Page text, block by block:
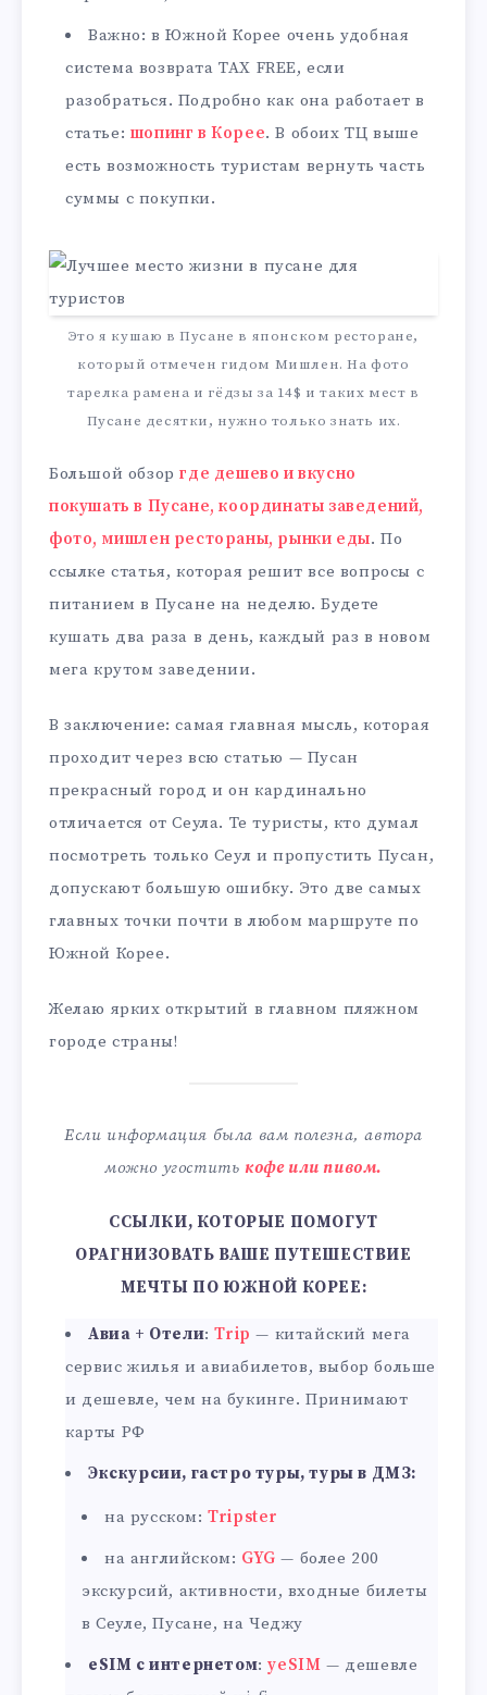
Важно: в Южной Корее очень удобная
система возврата TAX FREE, если
разобраться. Подробно как она работает в
статье: шопинг в Корее. В обоих ТЦ выше
есть возможность туристам вернуть часть
суммы с покупки.
Это я кушаю в Пусане в японском ресторане,
который отмечен гидом Мишлен. На фото
тарелка рамена и гёдзы за 14$ и таких мест в
Пусане десятки, нужно только знать их.
Большой обзоргде дешево и вкусно
покушать в Пусане, координаты заведений,
фото, мишлен рестораны, рынки еды. По
ссылке статья, которая решит все вопросы с
питанием в Пусане на неделю. Будете
кушать два раза в день, каждый раз в новом
мега крутом заведении.
В заключение: самая главная мысль, которая
проходит через всю статью — Пусан
прекрасный город и он кардинально
отличается от Сеула. Те туристы, кто думал
посмотреть только Сеул и пропустить Пусан,
допускают большую ошибку. Это две самых
главных точки почти в любом маршруте по
Южной Корее.
Желаю ярких открытий в главном пляжном
городе страны!
Если информация была вам полезна, автора
можно угостить кофе или пивом.
ССЫЛКИ, КОТОРЫЕ ПОМОГУТ
ОРАГНИЗОВАТЬ ВАШЕ ПУТЕШЕСТВИЕ
МЕЧТЫ ПО ЮЖНОЙ КОРЕЕ:
Авиа + Отели:Trip — китайский мега
сервис жилья и авиабилетов, выбор больше
и дешевле, чем на букинге. Принимают
карты РФ
Экскурсии, гастро туры, туры в ДМЗ:
на русском:Tripster
на английском: GYG — более 200
экскурсий, активности, входные билеты
в Сеуле, Пусане, на Чеджу
eSIM с интернетом:yeSIM — дешевле